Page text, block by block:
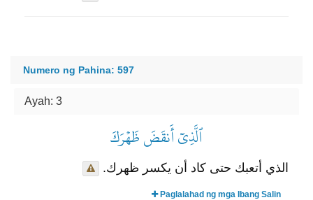
Numero ng Pahina: 597
Ayah: 3
ٱلَّذِيٓ أَنقَضَ ظَهۡرَكَ
الذي أتعبك حتى كاد أن يكسر ظهرك.
Paglalahad ng mga Ibang Salin